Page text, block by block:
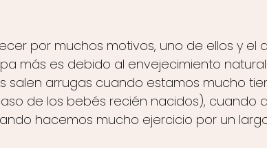
por muchos motivos, uno de ellos y el
más es debido al envejecimiento
salen arrugas cuando estamos mucho
de los bebés recién nacidos), cuando
hacemos mucho ejercicio por un